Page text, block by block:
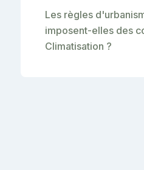
Les règles
imposent-elles des
Climatisation ?